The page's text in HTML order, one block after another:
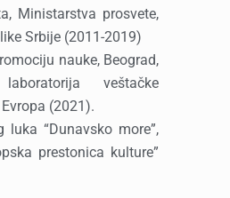
Ministarstva prosvete,
Srbije (2011-2019)
nauke, Beograd,
veštačke
(2021).
luka “Dunavsko more”,
prestonica kulture”